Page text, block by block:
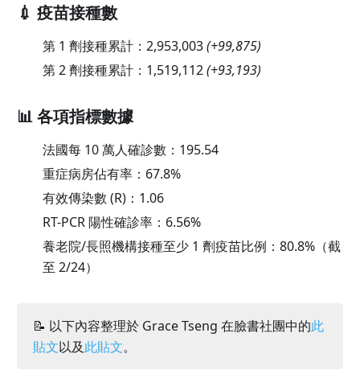
💉 疫苗接種數
第 1 劑接種累計： 2,953,003(+99,875)
第 2 劑接種累計： 1,519,112(+93,193)
📊 各項指標數據
法國每 10 萬人確診數： 195.54
重症病房佔有率： 67.8%
有效傳染數 (R)： 1.06
RT-PCR 陽性確診率： 6.56%
養老院/長照機構接種至少 1 劑疫苗比例：80.8%（截
至 2/24）
📝 以下內容整理於 Grace Tseng 在臉書社團中的此
貼文以及此貼文。